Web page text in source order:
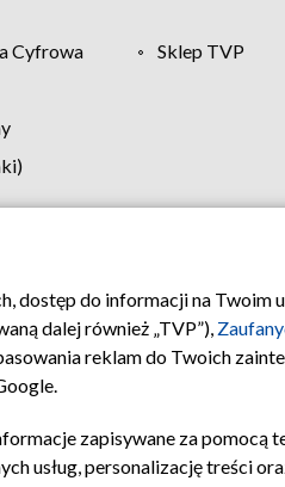
Cyfrowa
Sklep TVP
Kontakt
dostęp do informacji na Twoim
dalej również „TVP”),
reklam do Twoich
zapisywane za pomocą
usług, personalizację treści